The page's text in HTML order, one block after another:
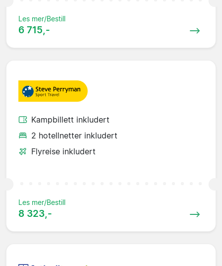
Les mer/Bestill
6 715,-
Kampbillett inkludert
2 hotellnetter inkludert
Flyreise inkludert
Les mer/Bestill
8 323,-